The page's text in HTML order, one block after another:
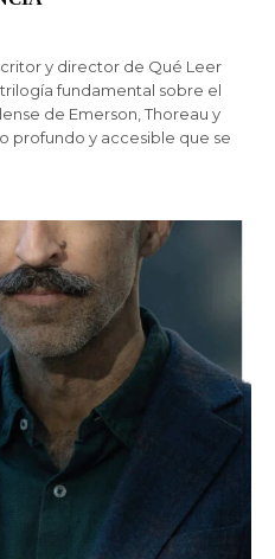
y director de Qué Leer
fundamental sobre el
de Emerson, Thoreau y
profundo y accesible que se